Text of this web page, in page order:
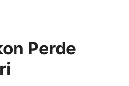
Perde